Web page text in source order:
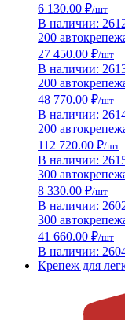
6 130.00 ₽/шт
В наличии:
200
27 450.00 ₽/шт
В наличии:
200
48 770.00 ₽/шт
В наличии:
200
112 720.00 ₽/шт
В наличии:
300
8 330.00 ₽/шт
В наличии:
300
41 660.00 ₽/шт
В наличии:
Крепеж для